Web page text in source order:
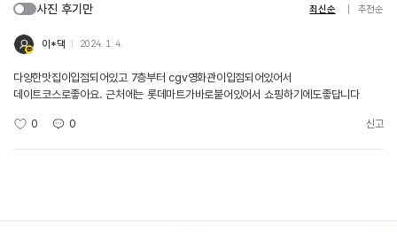
사진 후기만 최신순 추천순
이*댁 2024. 1. 4.
다양한맛집이입점되어있고 7층부터 cgv영화관이입점되어있어서
데이트코스로좋아요. 근처에는 롯데마트가바로붙어있어서 쇼핑하기에도좋답니다
0 0 신고